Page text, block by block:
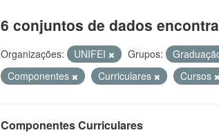
6 conjuntos de dados
Organizações: UNIFEI Grupos:
Componentes
Curriculares Cursos
Componentes Curriculares